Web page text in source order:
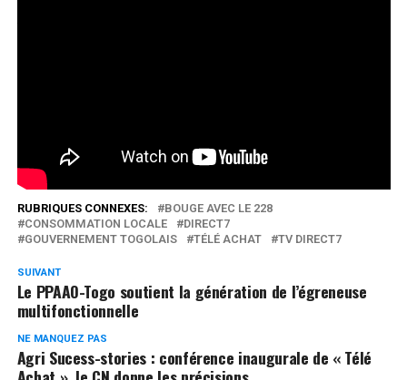
bouge avec Le 228, cette émission se veut une vitrine de
RUBRIQUES CONNEXES:
BOUGE AVEC LE 228
CONSOMMATION LOCALE
DIRECT7
GOUVERNEMENT TOGOLAIS
TÉLÉ ACHAT TV DIRECT7
SUIVANT
Le PPAAO-Togo soutient la génération de l’égreneuse
multifonctionnelle
NE MANQUEZ PAS
Agri Sucess-stories : conférence inaugurale de « Télé